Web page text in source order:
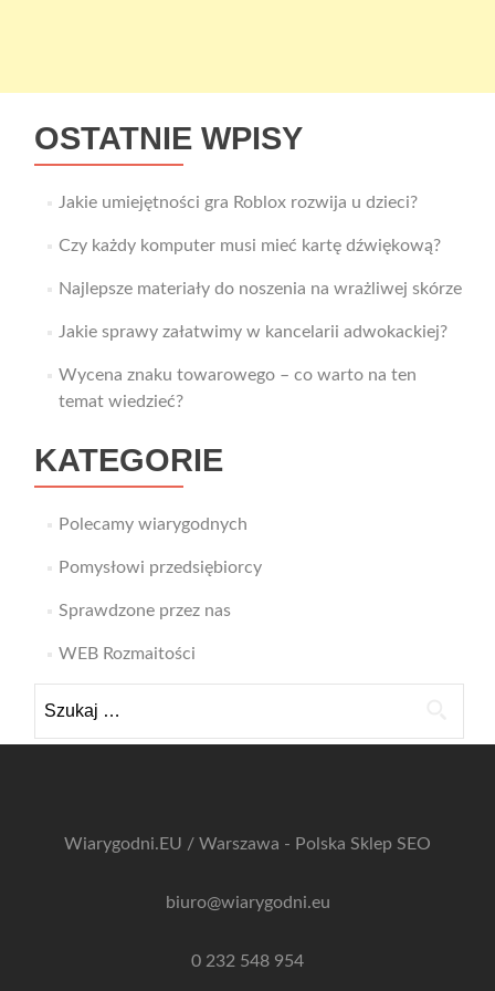
OSTATNIE WPISY
Jakie umiejętności gra Roblox rozwija u dzieci?
Czy każdy komputer musi mieć kartę dźwiękową?
Najlepsze materiały do noszenia na wrażliwej skórze
Jakie sprawy załatwimy w kancelarii adwokackiej?
Wycena znaku towarowego – co warto na ten
temat wiedzieć?
KATEGORIE
Polecamy wiarygodnych
Pomysłowi przedsiębiorcy
Sprawdzone przez nas
WEB Rozmaitości
Wiarygodni.EU / Warszawa - Polska Sklep SEO
biuro@wiarygodni.eu
0 232 548 954